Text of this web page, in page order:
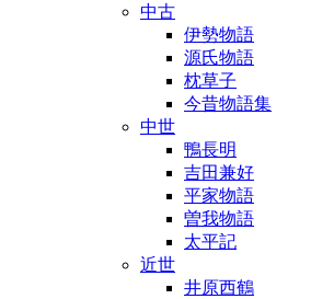
中古
伊勢物語
源氏物語
枕草子
今昔物語集
中世
鴨長明
吉田兼好
平家物語
曽我物語
太平記
近世
井原西鶴